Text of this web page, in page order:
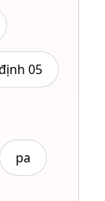
05
pa